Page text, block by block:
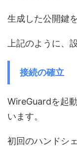
生成した公開鍵
上記のように、
接続の確立
WireGuardを起
います。
初回のハンドシ